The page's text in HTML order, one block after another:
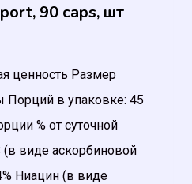
90 caps, шт
ценность Размер
Порций в упаковке: 45
% от суточной
виде аскорбиновой
Ниацин (в виде